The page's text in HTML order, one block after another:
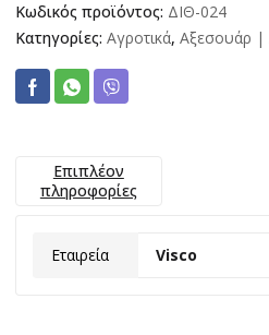
Κωδικός προϊόντος: ΔΙΘ-024
Κατηγορίες: Αγροτικά, Αξεσουάρ |
Επιπλέον
πληροφορίες
Εταιρεία Visco